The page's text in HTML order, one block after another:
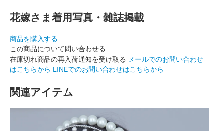
花嫁さま着用写真・雑誌掲載
商品を購入する
この商品について問い合わせる
在庫切れ商品の再入荷通知を受け取る
メールでのお問い合わせ
はこちらから LINEでのお問い合わせはこちらから
関連アイテム